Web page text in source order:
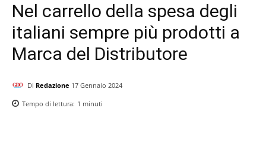
Nel carrello della spesa degli
italiani sempre più prodotti a
Marca del Distributore
Di Redazione 17 Gennaio 2024
Tempo di lettura: 1 minuti